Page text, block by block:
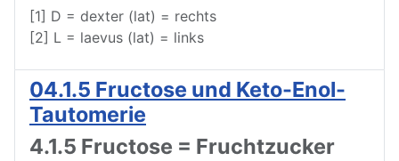
[1] D = dexter (lat) = rechts
[2] L = laevus (lat) = links
04.1.5 Fructose und Keto-Enol-
Tautomerie
4.1.5 Fructose = Fruchtzucker